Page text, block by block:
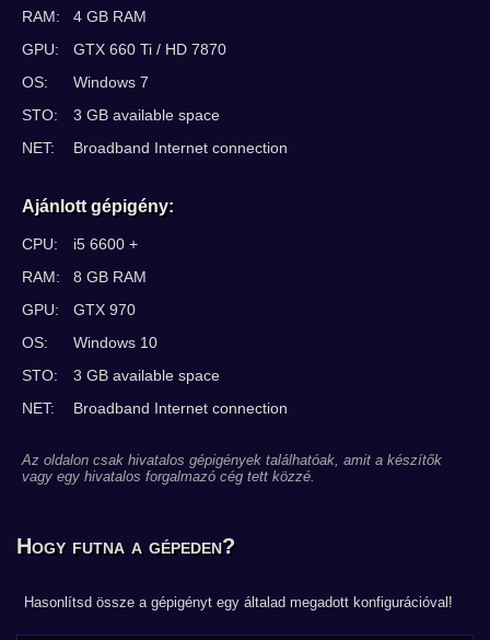
RAM:
4 GB RAM
GPU:
GTX 660 Ti / HD 7870
OS:
Windows 7
STO:
3 GB available space
NET:
Broadband Internet connection
Ajánlott gépigény:
CPU:
i5 6600 +
RAM:
8 GB RAM
GPU:
GTX 970
OS:
Windows 10
STO:
3 GB available space
NET:
Broadband Internet connection
Az oldalon csak hivatalos gépigények találhatóak, amit a készítők
vagy egy hivatalos forgalmazó cég tett közzé.
Hogy futna a gépeden?
Hasonlítsd össze a gépigényt egy általad megadott konfigurációval!